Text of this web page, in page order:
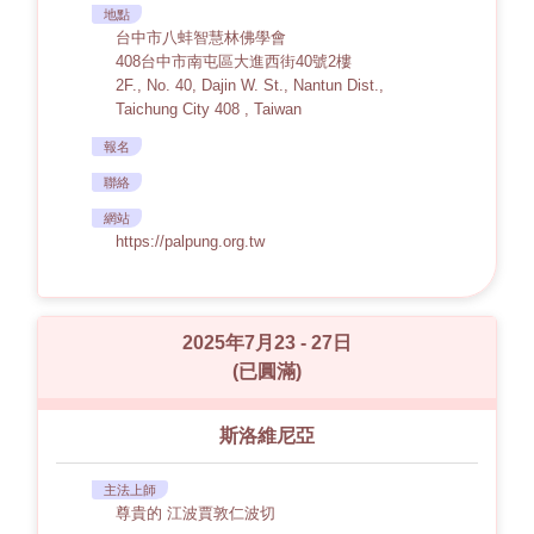
地點
台中市八蚌智慧林佛學會
408台中市南屯區大進西街40號2樓
2F., No. 40, Dajin W. St., Nantun Dist.,
Taichung City 408 , Taiwan
報名
聯絡
網站
https://palpung.org.tw
2025年7月23 - 27日
(已圓滿)
斯洛維尼亞
主法上師
尊貴的 江波賈敦仁波切